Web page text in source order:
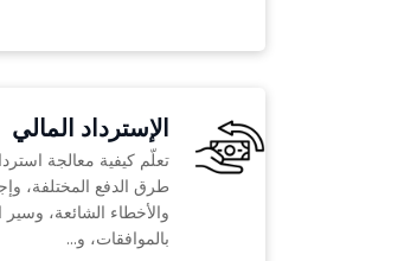
الإسترداد المالي
تعلّم كيفية معالجة
طرق الدفع المختلفة،
والأخطاء الشائعة،
بالموافقات، و...